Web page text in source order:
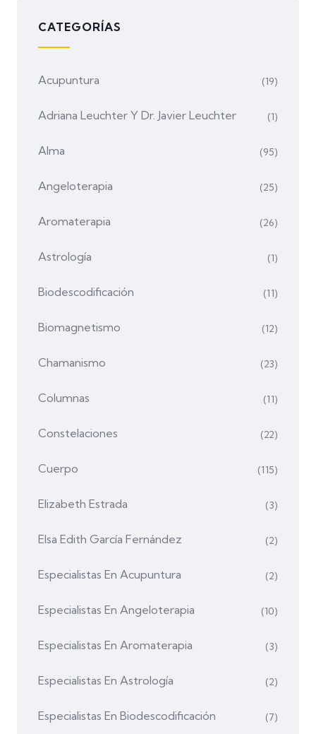
CATEGORÍAS
Acupuntura (19)
Adriana Leuchter Y Dr. Javier Leuchter (1)
Alma (95)
Angeloterapia (25)
Aromaterapia (26)
Astrología (1)
Biodescodificación (11)
Biomagnetismo (12)
Chamanismo (23)
Columnas (11)
Constelaciones (22)
Cuerpo (115)
Elizabeth Estrada (3)
Elsa Edith García Fernández (2)
Especialistas En Acupuntura (2)
Especialistas En Angeloterapia (10)
Especialistas En Aromaterapia (3)
Especialistas En Astrología (2)
Especialistas En Biodescodificación (7)